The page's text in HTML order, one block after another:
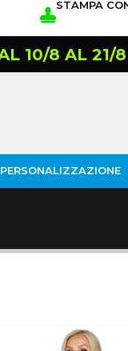
STAMPA
10/8 AL 21/8
PERSONALIZZAZIONE